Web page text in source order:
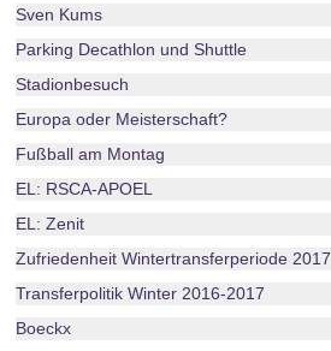
Sven Kums
Parking Decathlon und Shuttle
Stadionbesuch
Europa oder Meisterschaft?
Fußball am Montag
EL: RSCA-APOEL
EL: Zenit
Zufriedenheit Wintertransferperiode 2017
Transferpolitik Winter 2016-2017
Boeckx